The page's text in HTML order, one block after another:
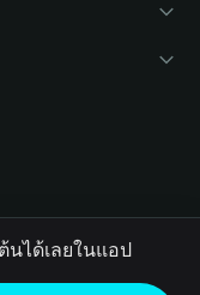
นได้เลยในแอป